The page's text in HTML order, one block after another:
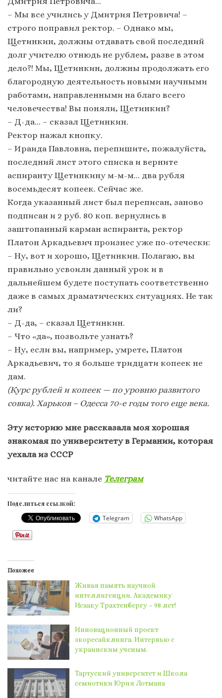
– Мы все учились у Дмитрия Петровича! –
строго поправил ректор. – Однако мы,
Щетинкин, должны отдавать свой последний
долг учителю отнюдь не рублем, разве в этом
дело?! Мы, Щетинкин, должны продолжать его
благородную деятельность новыми научными
работами, направленными на благо всего
человечества! Вы поняли, Щетинкин?
– Д-да… – сказал Щетинкин.
Ректор нажал кнопку.
– Ираида Павловна, перепишите, пожалуйста,
последний лист этого списка и верните
аспиранту Щетинкину м-м-м… два рубля
восемьдесят копеек. Сейчас же.
Когда указанный лист был переписан, заново
подписан и 2 руб. 80 коп. вернулись в
заштопанный карман аспиранта, ректор
Платон Аркадьевич произнес уже по-отечески:
– Ну, вот и хорошо, Щетинкин. Полагаю, вы
правильно усвоили данный урок и в
дальнейшем будете поступать соответственно
даже в самых драматических ситуациях. Не так
ли?
– Д-да, – сказал Щетинкин.
– Что «да», позвольте узнать?
– Ну, если вы, например, умрете, Платон
Аркадьевич, то я больше тридцати копеек не
дам.
(Курс рублей и копеек — по уровню развитого
совка). Харьков – Одесса 70-е годы того еще века.
Эту историю мне рассказала моя хорошая
знакомая по университету в Германии, которая
уехала из СССР
читайте нас на канале Телеграм
Поделиться ссылкой:
Telegram WhatsApp
Похожее
Живая память научной
интеллигенции. Академику
Исааку Трахтенбергу – 98 лет!
Инновационный проект
экоресайклинга. Интервью с
украинским ученым.
Тартуский университет и Школа
семиотики Юрия Лотмана